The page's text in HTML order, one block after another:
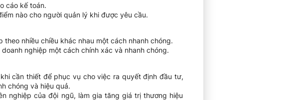
cáo kế toán.
nào cho người quản lý khi được yêu cầu.
nhiều chiều khác nhau một cách nhanh chóng.
nghiệp một cách chính xác và nhanh chóng.
cần thiết để phục vụ cho việc ra quyết định đầu tư,
chóng và hiệu quả.
nghiệp của đội ngũ, làm gia tăng giá trị thương hiệu